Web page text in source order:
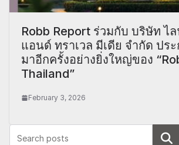
Robb Report ร่วมกับ บริษัท ไ
แอนด์ ทราเวล มีเดีย จำกัด ปร
มาอีกครั้งอย่างยิ่งใหญ่ของ
Thailand”
February 3, 2026
Search